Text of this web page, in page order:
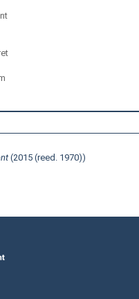
(2015 (reed. 1970))